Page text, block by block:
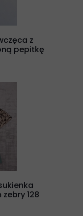
z
pepitkę
128